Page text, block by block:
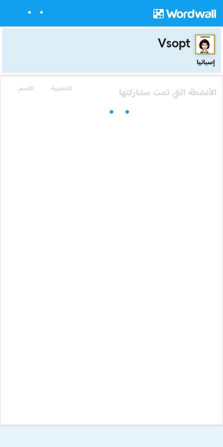
Vsopt
إسبانيا
الشعبية الاسم الأنشطة التي تمت مشاركتها